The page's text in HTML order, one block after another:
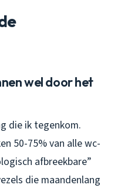
wel door het
die ik tegenkom.
50-75% van alle wc-
afbreekbare”
die maandenlang